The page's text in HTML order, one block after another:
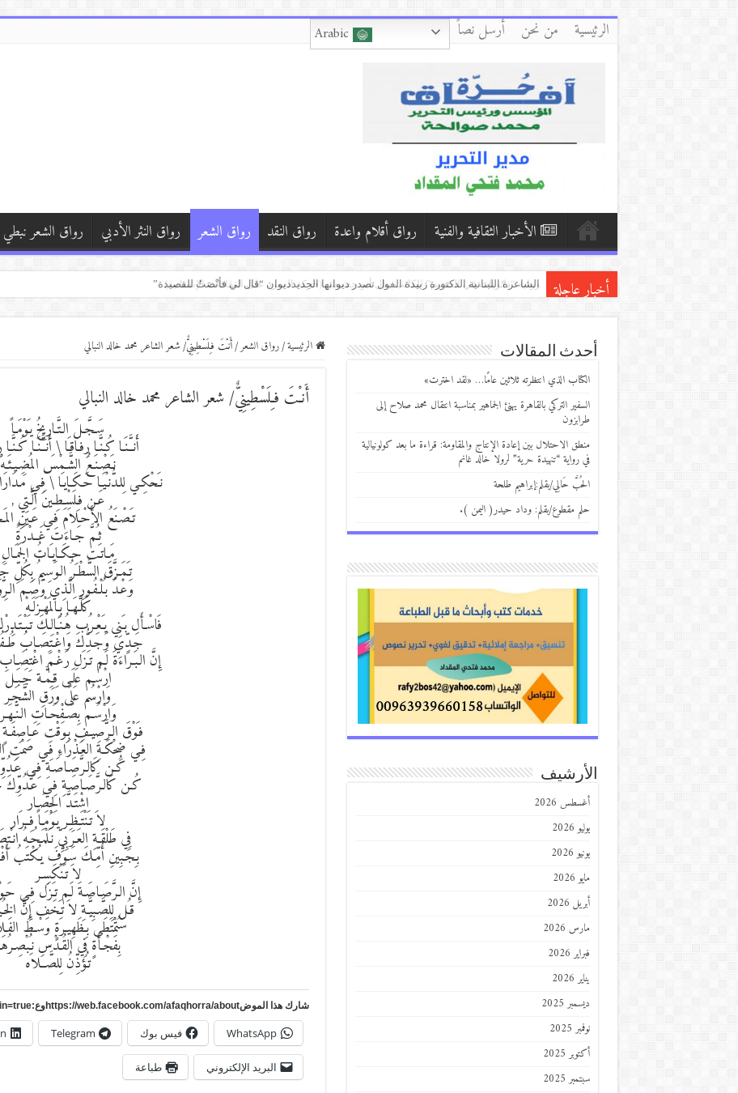
الرئيسية من نحن أرسل نصاً Arabic
الأخبار الثقافية والفنية رواق أقلام واعدة رواق النقد رواق الشعر رواق النثر الأدبي رواق الشعر نبطي
أخبار عاجلة رواية “ذكريات في الجحيم” للكاتب ينال أبو حشيش (حركة السرد على الثقافات الإنسانية)
مذكرة تفاهم بين “شومان” و”جت” لتعزيز القراءة واستثمار وقت التنقل في المعرفة
نهران يستبقان/ بقلم:عبد الرحمن حسن
الرئيسية/رواق الشعر/أَنـْتَ فـِلَسْطِينِيٌّ/ شعر الشاعر محمد خالد النبالي
أَنـْتَ فـِلَسْطِينِيٌّ/ شعر الشاعر محمد خالد النبالي
سَـجَّـلَ الـتَّـارِيخُ يـَوْمَـاً
أَنـَّـنَـا كُـنَّـا رِفـَاقـَا \ أَنـَّـنَـا كُـنَّـا
نـَصْـنَـعُ الشَّـمْسَ المُضِـيـئَـهْ
نـَحْكِـي لِلـدُّنـْيَـا حَـكَـايـَا \ فِـي
عَـن فـِلَسْـطِـينَ الَّـتِي ,
تـَصْـنَعُ الأَحْـلاَمَ فِـي عَـينِ
ثـُمَّ جَـاءَت غَــدْرَةٌ
مَـاتـَت حِـكَـايـَاتُ الجَمَـالِ
تـَمَـزَّقَ السَّطْـرُ الـوَسِيمُ بِكُلِّ
وَعْـدُ بـُلْـفُـورِ الَّـذِي وَصَـمَ
كُلَّـهَـا بـِالمَهْـزَلَـهْ
فَاسْـأَل بـَنِي يـَعْـرُب هُـنَـالِـكَ
جَـدِّي وَجَـدُّكَ وَاغْـتِصَـابُ
إِنَّ الـبَـرَاءَةَ لَـم تـَزَل رَغْـمَ
ارْسُـم عَلَـى قـِمَّـة جَـبَـل
وَارْسُم عَلَى وَرَقِ الشَّجَـر
وَارْسُـم بِصَـفْحَـاتِ الـنَّـهَـر
فـَوْقَ الـرَّصِيـفِ بـِوَقْتِ عَـاصِفَـةٍ
فِـي ضِحْكَـةِ العَـذْرَاءِ فِـي صَمْتِ
كُـن كَالـرَّصَـاصَـةِ فِـي
كُـن كَالـرَّصَـاصَـةِ فِـي عَـدُوِّكَ
اشْتَـدَّ الحِصَـار
لاَ تـَنْتَـظِـر يـَوْمَـاً فِــرَار
فِي طَلْقَـةِ العَـرَبِيِّ نـَلْمَـحُـهُ
بـِجَـبِينِ أُمِّـكَ سَـوْفَ يـُكْتَبُ
لاَ تـَنْكَسِـر
إِنَّ الـرَّصَـاصَـةَ لَـم تـَزَل فِـي
قـُل لِلصَّـبِيَّـةِ لاَ تـَخَف إِنَّ
سَتُمْتَطَى بـِظَهِيـرَةٍ وَسْـطَ
بِفَجْـأَةٍ فِي القُـدْسِ
تـُؤذِّنُ لِلصَّــلاَه
شارك هذا الموضhttps://web.facebook.com/afaqhorra/aboutوع:https://www.pinterest.com/?autologin=true
WhatsApp فيس بوك Telegram
البريد الإلكتروني طباعة
أحدث المقالات
الكتاب الذي انتظرته ثلاثين عامًا… «لقد اخترت»
السفير التركي بالقاهرة يهنئ الجماهير بمناسبة انتقال محمد صلاح إلى
طرابزون
منطق الاحتلال بين إعادة الإنتاج والمقاومة: قراءة ما بعد كولونيالية
في رواية “تنهيدة حرية” لرولا خالد غانم
الحُبَّ حَالِي/بقلم:إبراهيم طلحة
حلم مقطوع/بقلم: وداد حيدر( اليمن ).
الأرشيف
أغسطس 2026
يوليو 2026
يونيو 2026
مايو 2026
أبريل 2026
مارس 2026
فبراير 2026
يناير 2026
ديسمبر 2025
نوفمبر 2025
أكتوبر 2025
سبتمبر 2025